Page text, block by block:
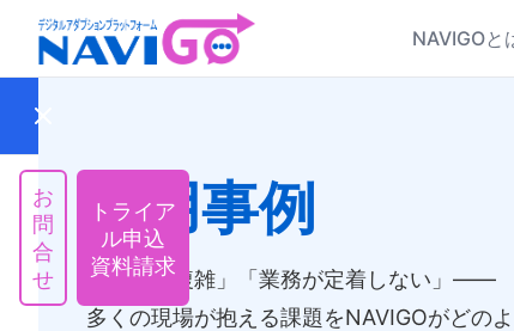
NAVIGOと
お
問
合
せ
トライア
ル申込
資料請求
活用事例
「操作が複雑」「業務が定着しない」――
多くの現場が抱える課題をNAVIGOがどの